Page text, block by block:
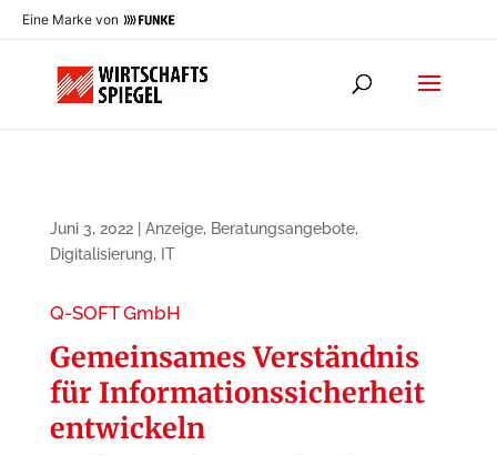
Eine Marke von
Juni 3, 2022| Anzeige, Beratungsangebote,
Digitalisierung, IT
Q-SOFT GmbH
Gemeinsames Verständnis
für Informationssicherheit
entwickeln